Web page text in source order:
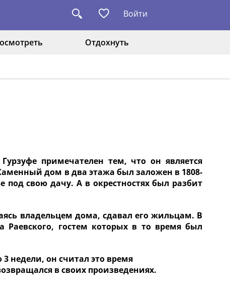
Войти
Отдохнуть
примечателен тем, что он является
дом в два этажа был заложен в 1808-
свою дачу. А в окрестностях был разбит
владельцем дома, сдавал его жильцам. В
Раевского, гостем которых в то время был
3 недели, он считал это время
в своих произведениях.